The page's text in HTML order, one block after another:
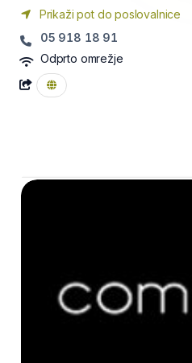
Prikaži pot do poslovalnice
05 918 18 91
Odprto omrežje